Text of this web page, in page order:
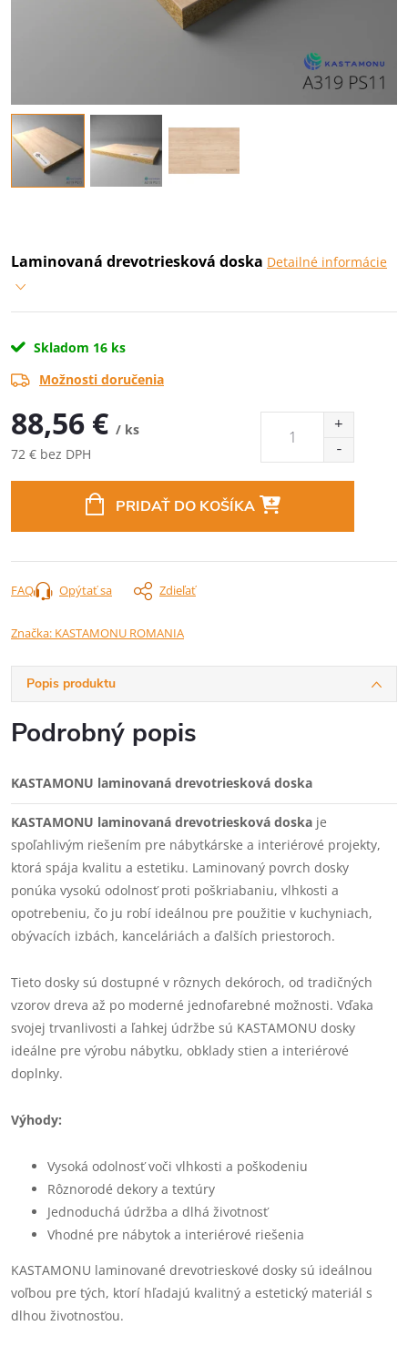
Laminovaná drevotriesková doska Detailné informácie
Skladom 16 ks
Možnosti doručenia
88,56 € / ks
72 € bez DPH
PRIDAŤ DO KOŠÍKA
Opýtať sa Zdieľať
FAQ
Značka: KASTAMONU ROMANIA
Popis produktu
Podrobný popis
KASTAMONU laminovaná drevotriesková doska
KASTAMONU laminovaná drevotriesková doska je
spoľahlivým riešením pre nábytkárske a interiérové projekty,
ktorá spája kvalitu a estetiku. Laminovaný povrch dosky
ponúka vysokú odolnosť proti poškriabaniu, vlhkosti a
opotrebeniu, čo ju robí ideálnou pre použitie v kuchyniach,
obývacích izbách, kanceláriách a ďalších priestoroch.
Tieto dosky sú dostupné v rôznych dekóroch, od tradičných
vzorov dreva až po moderné jednofarebné možnosti. Vďaka
svojej trvanlivosti a ľahkej údržbe sú KASTAMONU dosky
ideálne pre výrobu nábytku, obklady stien a interiérové
doplnky.
Výhody:
Vysoká odolnosť voči vlhkosti a poškodeniu
Rôznorodé dekory a textúry
Jednoduchá údržba a dlhá životnosť
Vhodné pre nábytok a interiérové riešenia
KASTAMONU laminované drevotrieskové dosky sú ideálnou
voľbou pre tých, ktorí hľadajú kvalitný a estetický materiál s
dlhou životnosťou.